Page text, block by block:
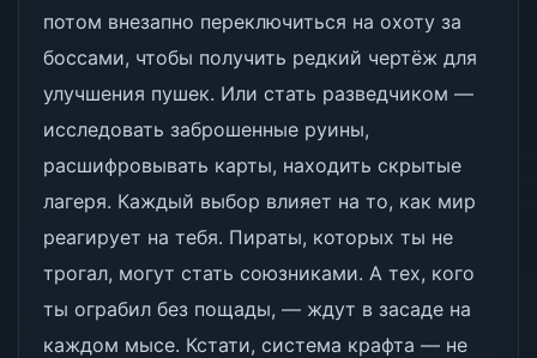
потом внезапно переключиться на охоту за
боссами, чтобы получить редкий чертёж для
улучшения пушек. Или стать разведчиком —
исследовать заброшенные руины,
расшифровывать карты, находить скрытые
лагеря. Каждый выбор влияет на то, как мир
реагирует на тебя. Пираты, которых ты не
трогал, могут стать союзниками. А тех, кого
ты ограбил без пощады, — ждут в засаде на
каждом мысе. Кстати, система крафта — не